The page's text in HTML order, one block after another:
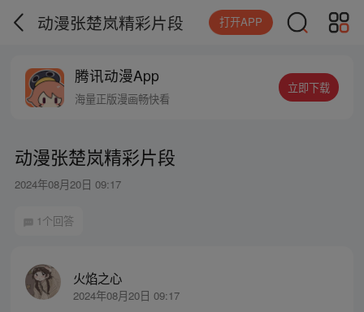
动漫张楚岚精彩片段 打开APP
腾讯动漫App
海量正版漫画畅快看
立即下载
动漫张楚岚精彩片段
2024年08月20日 09:17
1个回答
火焰之心
2024年08月20日 09:17